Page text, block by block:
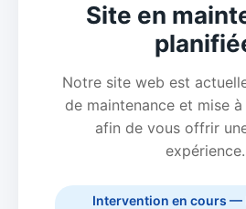
Site en
Notre site web est
de maintenance et mise
afin de vous offrir
expérience.
Intervention en cours —